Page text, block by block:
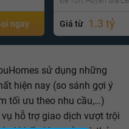
ngay Giá từ 1.3 tỷ
sử dụng những
hiện nay (so sánh gợi ý
tối ưu theo nhu cầu,…)
hỗ trợ giao dịch vượt trội